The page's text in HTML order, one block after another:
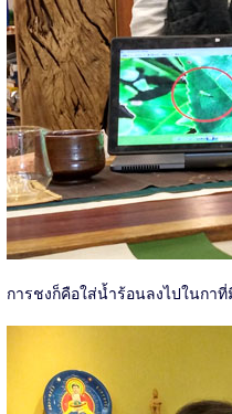
การชงก็คือใส่น้ำร้อนลงไปในกา